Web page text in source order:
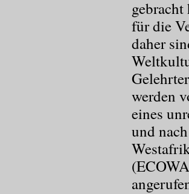
für die
daher
werden
eines
und